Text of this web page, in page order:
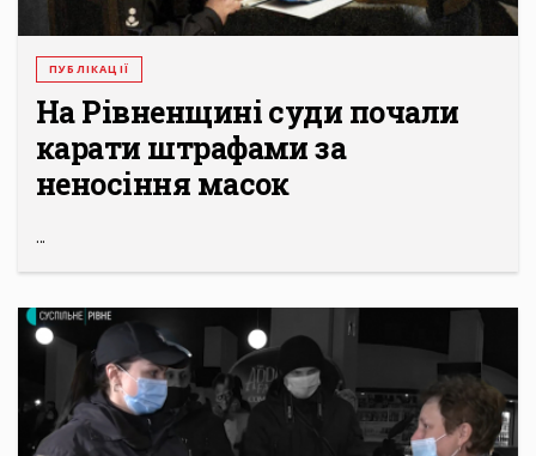
ПУБЛІКАЦІЇ
На Рівненщині суди почали
карати штрафами за
неносіння масок
...